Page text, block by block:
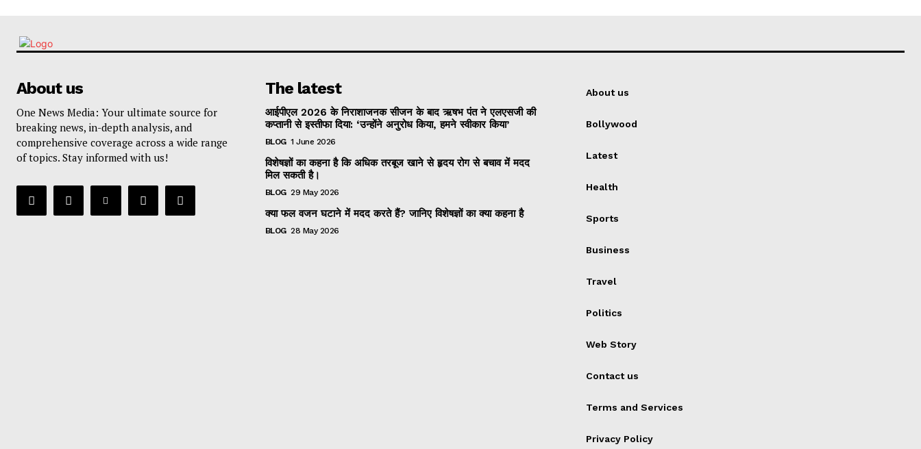
About us
One News Media: Your ultimate source for
breaking news, in-depth analysis, and
comprehensive coverage across a wide range
of topics. Stay informed with us!
The latest
आईपीएल 2026 के निराशाजनक सीजन के बाद ऋषभ पंत ने एलएसजी की
कप्तानी से इस्तीफा दिया: ‘उन्होंने अनुरोध किया, हमने स्वीकार किया’
BLOG 1 June 2026
विशेषज्ञों का कहना है कि अधिक तरबूज खाने से हृदय रोग से बचाव में मदद
मिल सकती है।
BLOG 29 May 2026
क्या फल वजन घटाने में मदद करते हैं? जानिए विशेषज्ञों का क्या कहना है
BLOG 28 May 2026
About us
Bollywood
Latest
Health
Sports
Business
Travel
Politics
Web Story
Contact us
Terms and Services
Privacy Policy